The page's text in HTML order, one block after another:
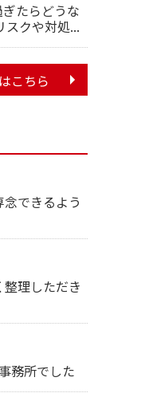
たらどうな
スクや対処...
こちら
できるよう
理しただき
務所でした